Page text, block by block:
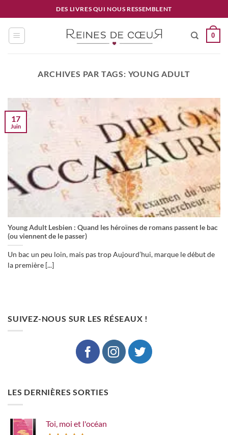
au
contenu
DES LIVRES QUI NOUS RESSEMBLENT
0
ARCHIVES PAR TAGS: YOUNG ADULT
Young Adult Lesbien : Quand les héroïnes de romans passent le bac
(ou viennent de le passer)
Un bac un peu loin, mais pas trop Aujourd’hui, marque le début de
la première [...]
17
Juin
SUIVEZ-NOUS SUR LES RÉSEAUX !
LES DERNIÈRES SORTIES
Toi, moi et l'océan